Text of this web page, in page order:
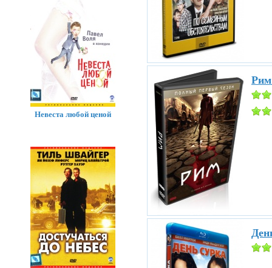
Рим
Невеста любой ценой